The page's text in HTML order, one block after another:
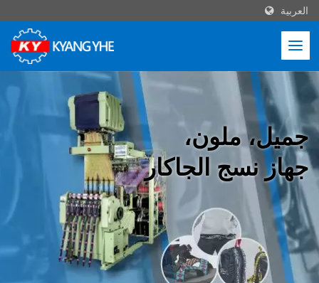
العربية
جميل، ملون،
جهاز نسج الجاكار